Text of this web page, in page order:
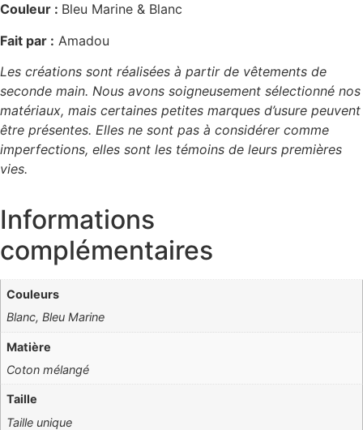
Couleur : Bleu Marine & Blanc
Fait par : Amadou
Les créations sont réalisées à partir de vêtements de
seconde main. Nous avons soigneusement sélectionné nos
matériaux, mais certaines petites marques d’usure peuvent
être présentes. Elles ne sont pas à considérer comme
imperfections, elles sont les témoins de leurs premières
vies.
Informations
complémentaires
Couleurs
Blanc, Bleu Marine
Matière
Coton mélangé
Taille
Taille unique